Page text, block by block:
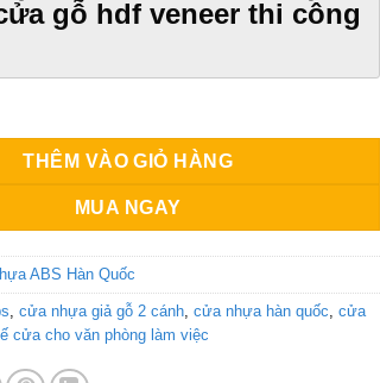
gỗ hdf veneer thi công
2 cánh số lượng
THÊM VÀO GIỎ HÀNG
MUA NGAY
ABS Hàn Quốc
cửa nhựa giả gỗ 2 cánh, cửa nhựa hàn quốc cửa
cửa cho văn phòng làm việc